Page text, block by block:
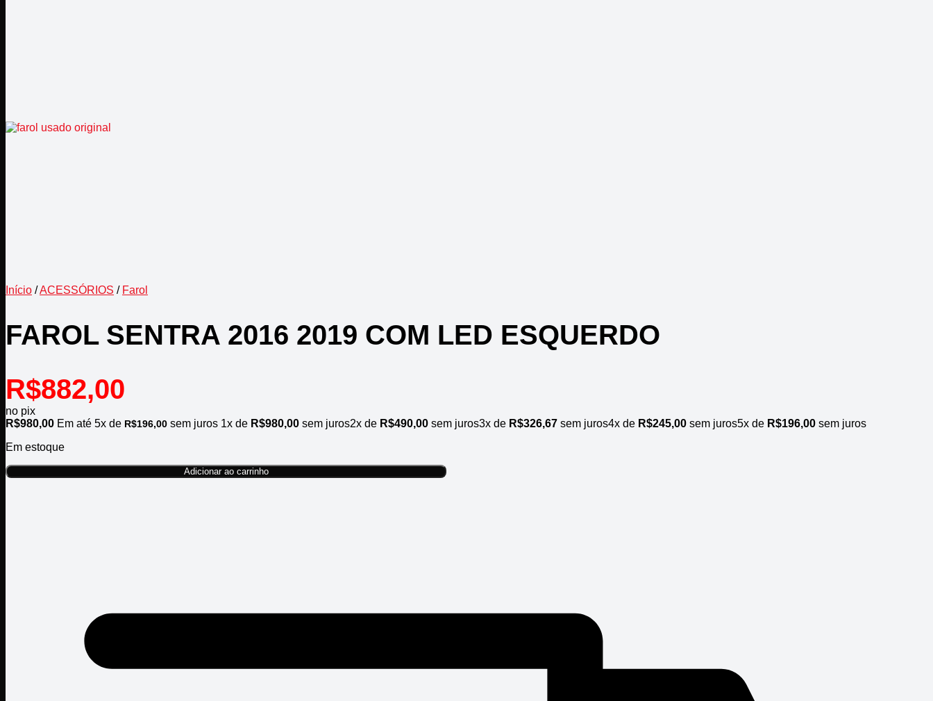
Início /ACESSÓRIOS / Farol
FAROL SENTRA 2016 2019 COM LED ESQUERDO
R$882,00
no pix
R$980,00 Em até 5x de R$196,00 sem juros 1x de R$980,00 sem juros2x de R$490,00 sem juros3x de R$326,67 sem juros4x de R$245,00 sem juros5x de R$196,00 sem juros
Em estoque
Adicionar ao carrinho